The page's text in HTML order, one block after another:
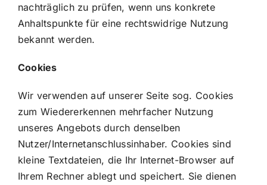
nachträglich zu prüfen, wenn uns konkrete
Anhaltspunkte für eine rechtswidrige Nutzung
bekannt werden.
Cookies
Wir verwenden auf unserer Seite sog. Cookies
zum Wiedererkennen mehrfacher Nutzung
unseres Angebots durch denselben
Nutzer/Internetanschlussinhaber. Cookies sind
kleine Textdateien, die Ihr Internet-Browser auf
Ihrem Rechner ablegt und speichert. Sie dienen